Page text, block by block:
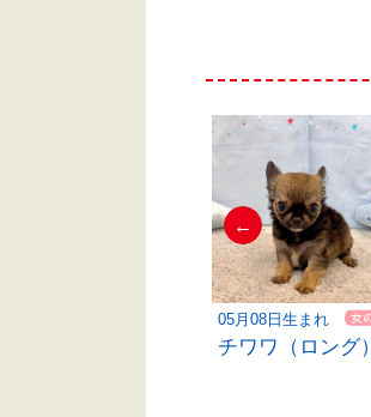
←
05月08日生まれ
チワワ（ロング）